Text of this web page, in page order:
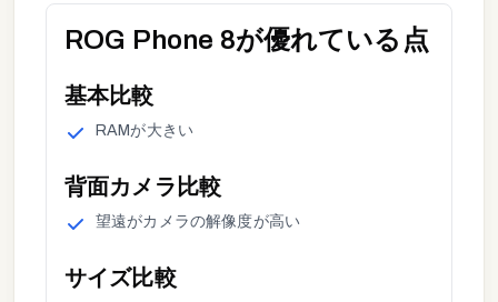
ROG Phone 8が優れている点
基本比較
RAMが大きい
背面カメラ 比較
望遠がカメラの解像度が高い
サイズ比較